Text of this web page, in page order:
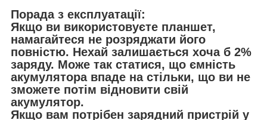
Порада з експлуатації:
Якщо ви використовуєте планшет,
намагайтеся не розряджати його
повністю. Нехай залишається хоча б 2%
заряду. Може так статися, що ємність
акумулятора впаде на стільки, що ви не
зможете потім відновити свій
акумулятор.
Якщо вам потрібен зарядний пристрій у